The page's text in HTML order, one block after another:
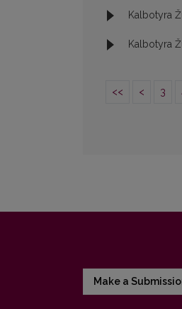
Kalbotyra
Kalbotyra
<< < 3
Make a